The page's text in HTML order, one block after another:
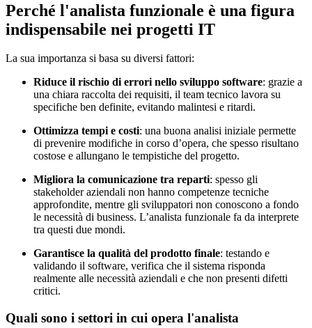
Perché l'analista funzionale è una figura
indispensabile nei progetti IT
La sua importanza si basa su diversi fattori:
Riduce il rischio di errori nello sviluppo software: grazie a
una chiara raccolta dei requisiti, il team tecnico lavora su
specifiche ben definite, evitando malintesi e ritardi.
Ottimizza tempi e costi: una buona analisi iniziale permette
di prevenire modifiche in corso d’opera, che spesso risultano
costose e allungano le tempistiche del progetto.
Migliora la comunicazione tra reparti: spesso gli
stakeholder aziendali non hanno competenze tecniche
approfondite, mentre gli sviluppatori non conoscono a fondo
le necessità di business. L’analista funzionale fa da interprete
tra questi due mondi.
Garantisce la qualità del prodotto finale: testando e
validando il software, verifica che il sistema risponda
realmente alle necessità aziendali e che non presenti difetti
critici.
Quali sono i settori in cui opera l'analista